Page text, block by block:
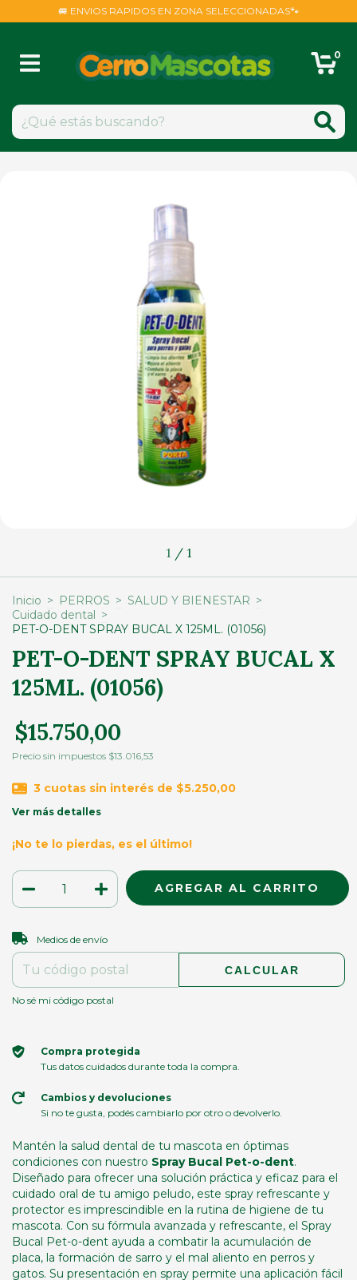
🚐 ENVIOS RAPIDOS EN ZONA SELECCIONADAS🐾
0
1 / 1
Inicio > PERROS > SALUD Y BIENESTAR >
Cuidado dental >
PET-O-DENT SPRAY BUCAL X 125ML. (01056)
PET-O-DENT SPRAY BUCAL X
125ML. (01056)
$15.750,00
Precio sin impuestos $13.016,53
3 cuotas sin interés de $5.250,00
Ver más detalles
¡No te lo pierdas, es el último!
Entregas para el CP:
Medios de envío
CALCULAR
No sé mi código postal
Compra protegida
Tus datos cuidados durante toda la compra.
Cambios y devoluciones
Si no te gusta, podés cambiarlo por otro o devolverlo.
Mantén la salud dental de tu mascota en óptimas
condiciones con nuestro Spray Bucal Pet-o-dent.
Diseñado para ofrecer una solución práctica y eficaz para el
cuidado oral de tu amigo peludo, este spray refrescante y
protector es imprescindible en la rutina de higiene de tu
mascota. Con su fórmula avanzada y refrescante, el Spray
Bucal Pet-o-dent ayuda a combatir la acumulación de
placa, la formación de sarro y el mal aliento en perros y
gatos. Su presentación en spray permite una aplicación fácil